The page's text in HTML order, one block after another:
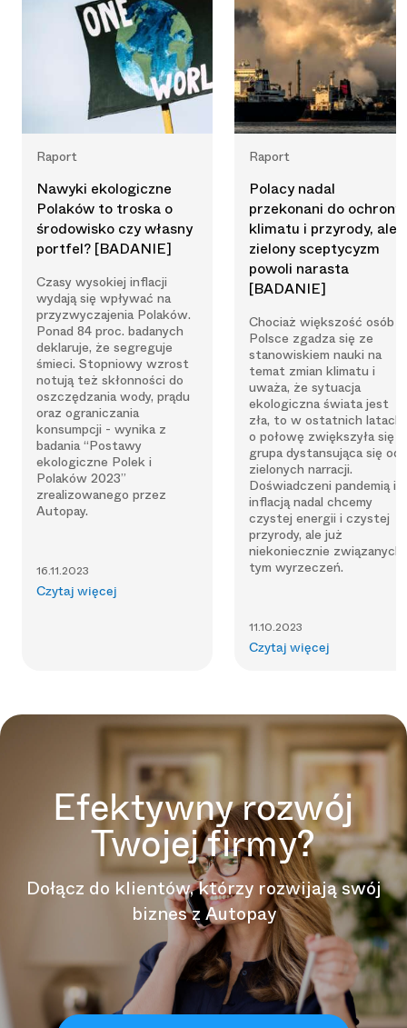
Raport
Nawyki ekologiczne
Polaków to troska o
środowisko czy własny
portfel? [BADANIE]
Czasy wysokiej inflacji
wydają się wpływać na
przyzwyczajenia Polaków.
Ponad 84 proc. badanych
deklaruje, że segreguje
śmieci. Stopniowy wzrost
notują też skłonności do
oszczędzania wody, prądu
oraz ograniczania
konsumpcji - wynika z
badania “Postawy
ekologiczne Polek i
Polaków 2023”
zrealizowanego przez
Autopay.
16.11.2023
Czytaj więcej
Raport
Polacy nadal
przekonani do ochrony
klimatu i przyrody, ale
zielony sceptycyzm
powoli narasta
[BADANIE]
Chociaż większość osób
Polsce zgadza się ze
stanowiskiem nauki na
temat zmian klimatu i
uważa, że sytuacja
ekologiczna świata jest
zła, to w ostatnich latach
o połowę zwiększyła się
grupa dystansująca się od
zielonych narracji.
Doświadczeni pandemią i
inflacją nadal chcemy
czystej energii i czystej
przyrody, ale już
niekoniecznie związanych
tym wyrzeczeń.
11.10.2023
Czytaj więcej
Efektywny rozwój
Twojej firmy?
Dołącz do klientów, którzy rozwijają swój
biznes z Autopay